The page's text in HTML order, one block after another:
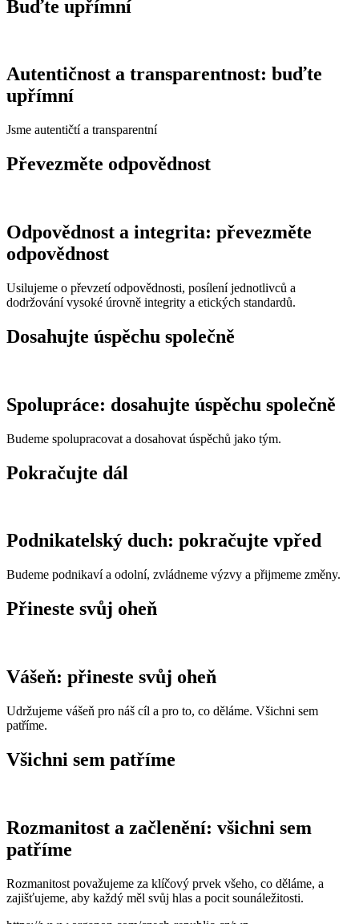
Buďte upřímní
Autentičnost a transparentnost: buďte
upřímní
Jsme autentičtí a transparentní
Převezměte odpovědnost
Odpovědnost a integrita: převezměte
odpovědnost
Usilujeme o převzetí odpovědnosti, posílení jednotlivců a
dodržování vysoké úrovně integrity a etických standardů.
Dosahujte úspěchu společně
Spolupráce: dosahujte úspěchu společně
Budeme spolupracovat a dosahovat úspěchů jako tým.
Pokračujte dál
Podnikatelský duch: pokračujte vpřed
Budeme podnikaví a odolní, zvládneme výzvy a přijmeme změny.
Přineste svůj oheň
Vášeň: přineste svůj oheň
Udržujeme vášeň pro náš cíl a pro to, co děláme. Všichni sem
patříme.
Všichni sem patříme
Rozmanitost a začlenění: všichni sem
patříme
Rozmanitost považujeme za klíčový prvek všeho, co děláme, a
zajišťujeme, aby každý měl svůj hlas a pocit sounáležitosti.